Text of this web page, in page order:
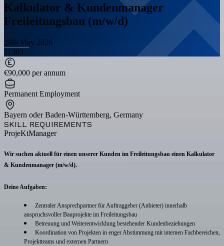
Kalkulator & Kundenmanager
Freileitungsbau (m/w/d)
28th May 2026
11303
€90,000 per annum
Permanent Employment
Bayern oder Baden-Württemberg, Germany
SKILL REQUIREMENTS
ProjeKtManager
Wir suchen aktuell für einen unserer Kunden im Freileitungsbau einen Kalkulator
& Kundenmanager (m/w/d).
Deine Aufgaben:
Zentraler Ansprechpartner für Auftraggeber (Anbieter) innerhalb
anspruchsvoller Bauprojekte im Freileitungsbau
Betreuung und Weiterentwicklung bestehender Kundenbeziehungen
Koordination von Projekten in enger Abstimmung mit internen Fachbereichen,
Projektteams und externen Partnern